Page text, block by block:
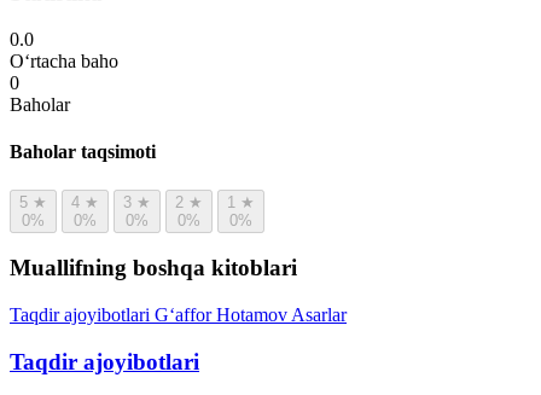
0.0
O‘rtacha baho
0
Baholar
Baholar taqsimoti
5 ★
0%
4 ★
0%
3 ★
0%
2 ★
0%
1 ★
0%
Muallifning boshqa kitoblari
Taqdir ajoyibotlari G‘affor Hotamov Asarlar
Taqdir ajoyibotlari